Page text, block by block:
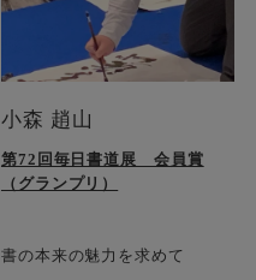
小森 趙山
第72回毎日書道展 会員賞
（グランプリ）
書の本来の魅力を求めて